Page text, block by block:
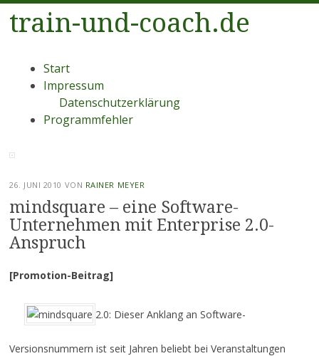
train-und-coach.de
Menü
Zum
Inhalt
Start
Impressum
Datenschutzerklärung
Programmfehler
26. JUNI 2010 VON RAINER MEYER
mindsquare – eine Software-
Unternehmen mit Enterprise 2.0-
Anspruch
[Promotion-Beitrag]
2.0: Dieser Anklang an Software-
Versionsnummern ist seit Jahren beliebt bei Veranstaltungen